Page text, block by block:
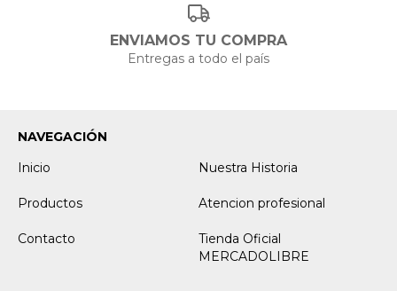
ENVIAMOS TU COMPRA
Entregas a todo el país
NAVEGACIÓN
Inicio
Nuestra Historia
Productos Atencion profesional
Contacto
Tienda Oficial
MERCADOLIBRE